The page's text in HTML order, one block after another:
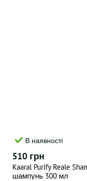
В наявності
510 грн
Kaaral Purify Reale
шампунь 300 мл